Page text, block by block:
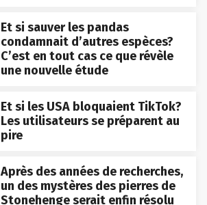
Et si sauver les pandas
condamnait d’autres espèces?
C’est en tout cas ce que révèle
une nouvelle étude
Et si les USA bloquaient TikTok?
Les utilisateurs se préparent au
pire
Après des années de recherches,
un des mystères des pierres de
Stonehenge serait enfin résolu